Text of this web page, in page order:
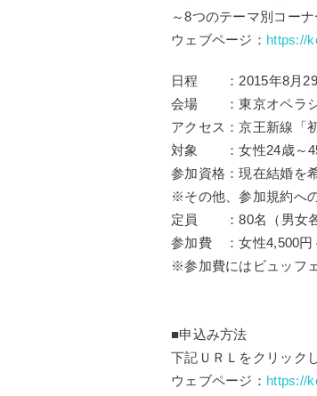
～8つのテーマ別コー
ウェブページ： https://
日程 ：2015年8月29
会場 ：東京オペラシ
アクセス：京王新線「
対象 ：女性24歳～45
参加資格：現在結婚を
※その他、参加規約へ
定員 ：80名（男女各
参加費 ：女性4,500円
※参加費にはビュッフ
■申込み方法
下記ＵＲＬをクリック
ウェブページ： https://